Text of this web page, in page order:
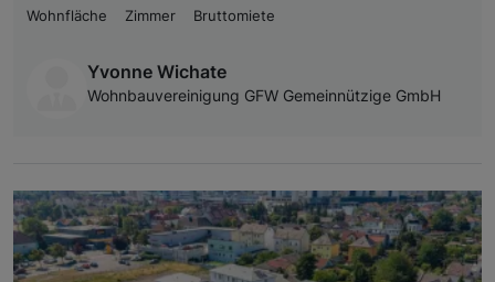
Wohnfläche
Zimmer Bruttomiete
Yvonne Wichate
Wohnbauvereinigung GFW Gemeinnützige GmbH